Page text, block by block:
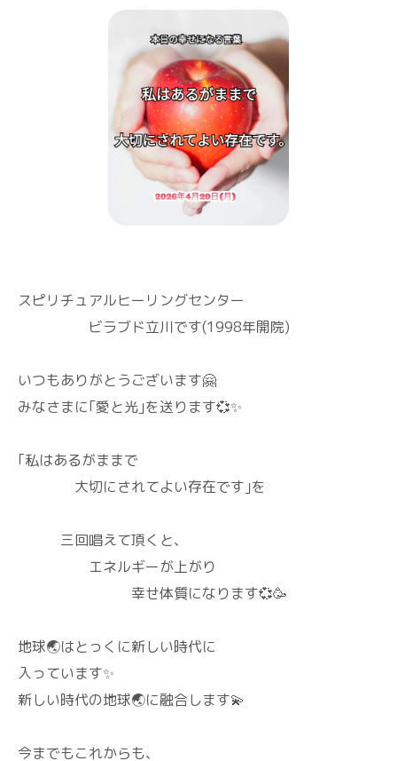
スピリチュアルヒーリングセンター
ビラブド立川です(1998年開院)
いつもありがとうございます🤗
みなさまに｢愛と光｣を送ります💞✨
｢私はあるがままで
大切にされてよい存在です｣を
三回唱えて頂くと、
エネルギーが上がり
幸せ体質になります💞🥳
地球🌏️はとっくに新しい時代に
入っています✨
新しい時代の地球🌏️に融合します💫
今までもこれからも、